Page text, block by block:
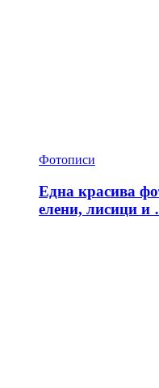
Фотописи
Една красива
елени, лисици